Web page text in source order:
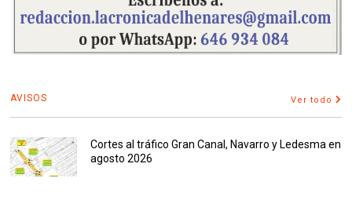
AVISOS Ver todo
Cortes al tráfico Gran Canal, Navarro y Ledesma en
agosto 2026